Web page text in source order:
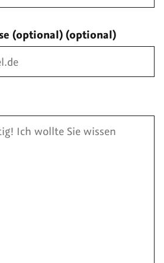
(optional) (optional)